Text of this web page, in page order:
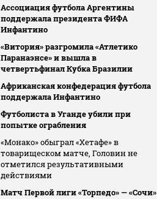
Ассоциация футбола Аргентины
поддержала президента ФИФА
Инфантино
«Витория» разгромила «Атлетико
Паранаэнсе» и вышла в
четвертьфинал Кубка Бразилии
Африканская конфедерация футбола
поддержала Инфантино
Футболиста в Уганде убили при
попытке ограбления
«Монако» обыграл «Хетафе» в
товарищеском матче, Головин не
отметился результативными
действиями
Матч Первой лиги «Торпедо» — «Сочи»